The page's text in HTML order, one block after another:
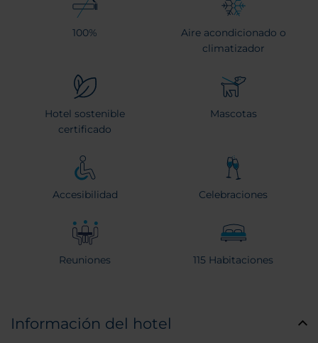
100%
Aire acondicionado o
climatizador
Hotel sostenible
certificado
Mascotas
Accesibilidad Celebraciones
Reuniones 115 Habitaciones
Información del hotel